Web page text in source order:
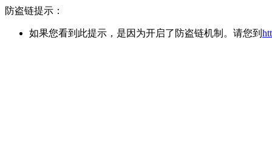
防盗链提示：
如果您看到此提示，是因为开启了防盗链机制。请您到